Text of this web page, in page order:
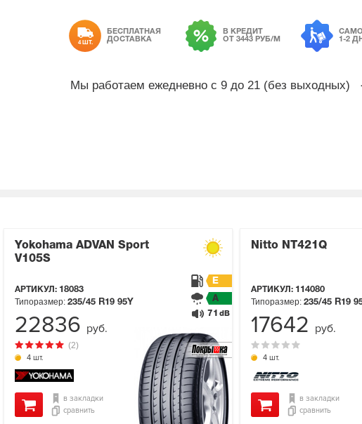
4 ШТ.
БЕСПЛАТНАЯ
ДОСТАВКА
В КРЕДИТ
ОТ 3443 РУБ/М
1-2
Мы работаем ежедневно с 9 до 21 (без выходных)
Yokohama ADVAN Sport
V105S
АРТИКУЛ: 18083
4 шт.
(2)
Типоразмер: 235/45 R19 95Y
E
A
71 dB
в закладки
сравнить
22836 руб.
Nitto NT421Q
АРТИКУЛ: 114080
4 шт.
Типоразмер: 235/45 R19
в закладки
сравнить
17642 руб.